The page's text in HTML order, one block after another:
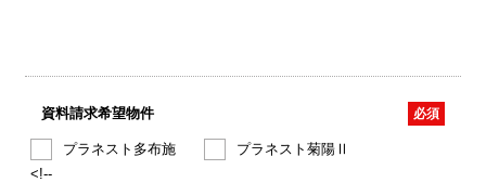
資料請求希望物件
プラネスト多布施
プラネスト菊陽Ⅱ
<!--